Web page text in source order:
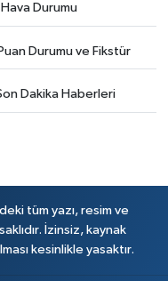
Hava Durumu
Durumu ve Fikstür
Dakika Haberleri
tüm yazı, resim ve
İzinsiz, kaynak
kesinlikle yasaktır.